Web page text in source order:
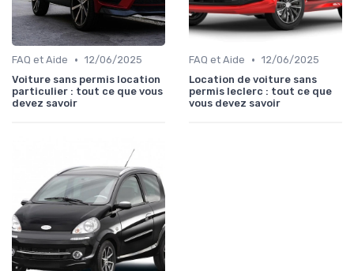
FAQ et Aide • 12/06/2025
Voiture sans permis location
particulier : tout ce que vous
devez savoir
FAQ et Aide • 12/06/2025
Location de voiture sans
permis leclerc : tout ce que
vous devez savoir